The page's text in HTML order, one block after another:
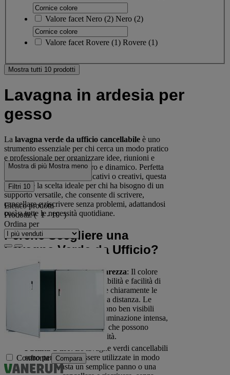
Valore facet Nero (2) Nero (2)
Valore facet Rovere (1) Rovere (1)
Mostra tutti 10 prodotti
Lavagna in ardesia per
gesso
La lavagna verde da ufficio cancellabile è uno
strumento essenziale per chi cerca un modo pratico
e professionale per organizzare idee, riunioni e
presentazioni in modo chiaro e dinamico. Perfetta
per ambienti lavorativi, educativi o creativi, questa
lavagna è la scelta ideale per chi ha bisogno di un
supporto versatile, che consente di scrivere,
cancellare e riscrivere senza problemi, adattandosi
così a tutte le necessità quotidiane.
Perché Scegliere una
Lavagna Verde da Ufficio?
Massima visibilità e chiarezza: Il colore
verde, noto per la sua visibilità e facilità di
lettura, permette di vedere chiaramente le
informazioni scritte da una distanza. Le
parole e i disegni rimangono ben visibili
anche in ambienti con illuminazione intensa,
evitando fastidiosi riflessi che possono
compromettere la leggibilità.
: Le lavagne verdi cancellabili
sono pensate per essere utilizzate in modo
intuitivo. Basta un semplice panno o una
Mostra di più Mostra meno
Filtri 10
Elenco prodotti
Prodotti:( 1 - 10 )
Ordina per
Confronta Compara